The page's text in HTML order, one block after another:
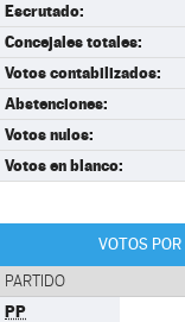
Escrutado:
Concejales totales:
Votos contabilizados:
Abstenciones:
Votos nulos:
Votos en blanco:
VOTOS POR
PARTIDO
PP